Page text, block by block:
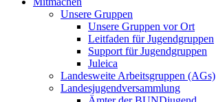
Unsere Gruppen
Unsere Gruppen vor Ort
Leitfaden für Jugendgruppen
Support für Jugendgruppen
Juleica
Landesweite Arbeitsgruppen (AGs)
Landesjugendversammlung